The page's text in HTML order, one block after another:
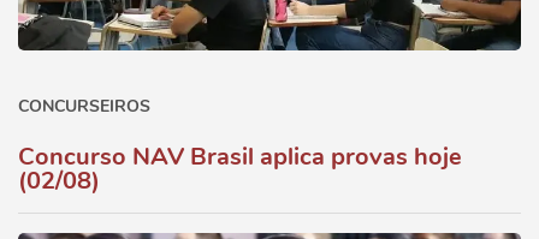
CONCURSEIROS
Concurso NAV Brasil aplica provas hoje
(02/08)